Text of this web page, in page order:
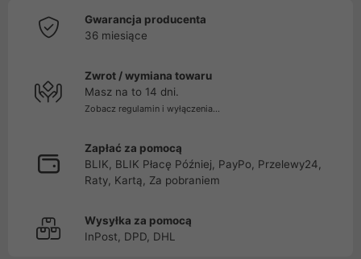
Gwarancja producenta
36 miesiące
Zwrot / wymiana towaru
Masz na to 14 dni.
Zobacz regulamin i wyłączenia...
Zapłać za pomocą
BLIK, BLIK Płacę Później, PayPo, Przelewy24,
Raty, Kartą, Za pobraniem
Wysyłka za pomocą
InPost, DPD, DHL